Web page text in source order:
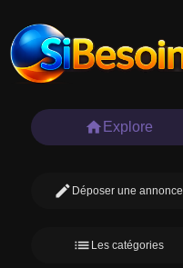
home Explore
edit Déposer une annonce
list Les catégories